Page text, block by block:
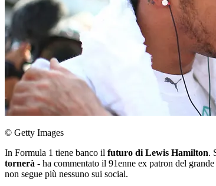
© Getty Images
In Formula 1 tiene banco il futuro di Lewis Hamilton.
tornerà - ha commentato il 91enne ex patron del
non segue più nessuno sui social.